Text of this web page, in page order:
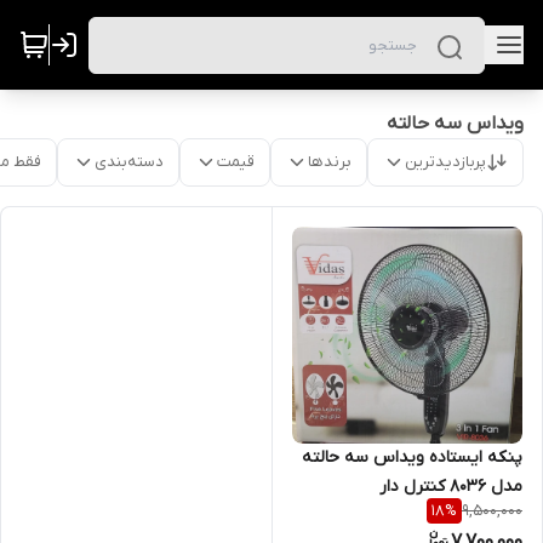
ویداس سه حالته
پربازدیدترین برندها قیمت دسته‌بندی فقط
پنکه ایستاده ویداس سه حالته
مدل ۸۰۳۶ کنترل دار
9,500,000
18%